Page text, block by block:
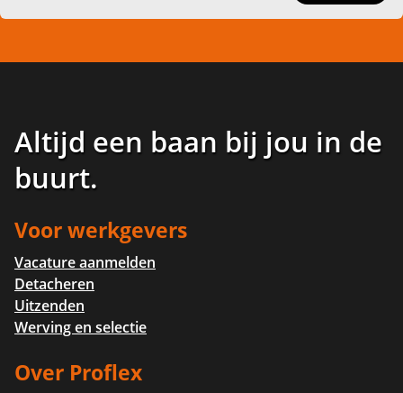
Altijd een baan bij jou in de
buurt.
Voor werkgevers
Vacature aanmelden
Detacheren
Uitzenden
Werving en selectie
Over Proflex